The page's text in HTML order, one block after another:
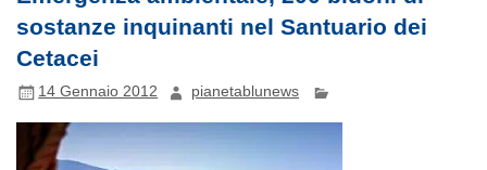
sostanze inquinanti nel Santuario dei
Cetacei
14 Gennaio 2012 pianetablunews